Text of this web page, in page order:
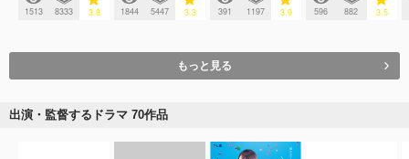
1513 8333 3.8 1844 5447 3.3 391 1197 3.9 596 882 3.5
もっと見る
出演・監督するドラマ 70作品